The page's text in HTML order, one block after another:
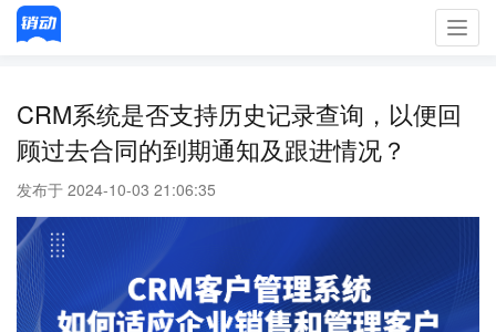
CRM系统是否支持历史记录查询，以便回
顾过去合同的到期通知及跟进情况？
发布于 2024-10-03 21:06:35